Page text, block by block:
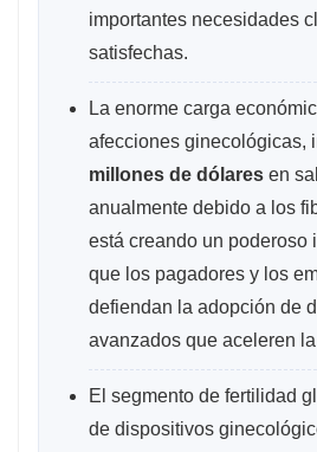
importantes necesidades
satisfechas.
La enorme carga
afecciones ginecológicas,
millones de dólares en
anualmente debido a los
está creando un poderoso
que los pagadores y los
defiendan la adopción de
avanzados que aceleren
El segmento de fertilidad
de dispositivos